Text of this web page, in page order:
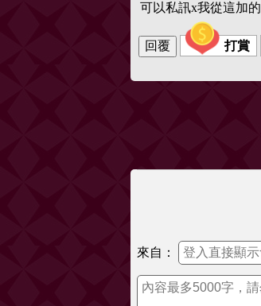
可以私訊x我從這加的
打賞
來自：